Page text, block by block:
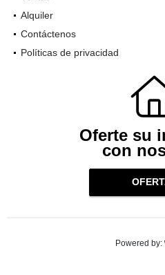
Ventas
Alquiler
Contáctenos
Oferte su
con